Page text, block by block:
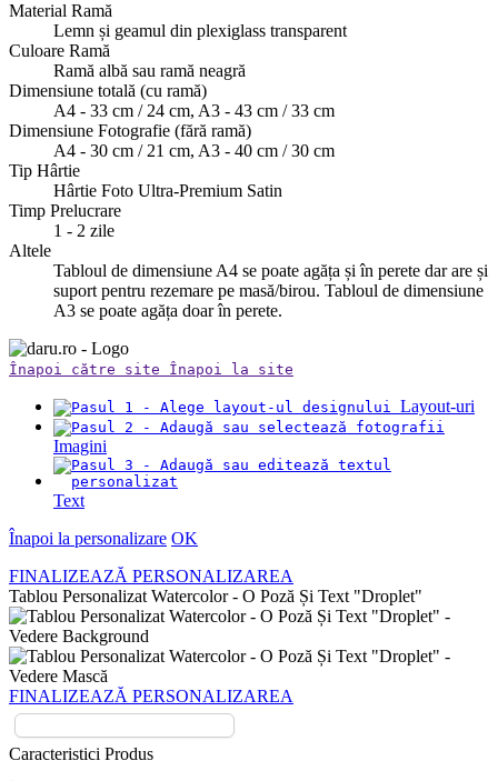
Material Ramă
Lemn și geamul din plexiglass transparent
Culoare Ramă
Ramă albă sau ramă neagră
Dimensiune totală (cu ramă)
A4 - 33 cm / 24 cm, A3 - 43 cm / 33 cm
Dimensiune Fotografie (fără ramă)
A4 - 30 cm / 21 cm, A3 - 40 cm / 30 cm
Tip Hârtie
Hârtie Foto Ultra-Premium Satin
Timp Prelucrare
1 - 2 zile
Altele
Tabloul de dimensiune A4 se poate agăța și în perete dar are și
suport pentru rezemare pe masă/birou. Tabloul de dimensiune
A3 se poate agăța doar în perete.
Înapoi către site Înapoi la site
Layout-uri
Imagini
Text
Înapoi la personalizare OK
FINALIZEAZĂ PERSONALIZAREA
Tablou Personalizat Watercolor - O Poză Și Text "Droplet"
FINALIZEAZĂ PERSONALIZAREA
Caracteristici Produs